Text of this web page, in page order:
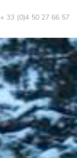
+ 33 (0)4 50 27 66 57